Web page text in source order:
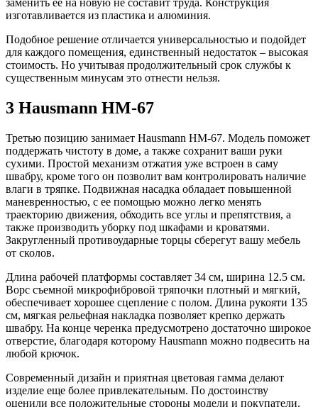
изготавливается из пластика и алюминия.
Подобное решение отличается универсальностью и подойдет
для каждого помещения, единственный недостаток – высокая
стоимость. Но учитывая продолжительный срок службы к
существенным минусам это отнести нельзя.
3 Hausmann HM-67
Третью позицию занимает Hausmann HM-67. Модель поможет
поддержать чистоту в доме, а также сохранит ваши руки
сухими. Простой механизм отжатия уже встроен в саму
швабру, кроме того он позволит вам контролировать наличие
влаги в тряпке. Подвижная насадка обладает повышенной
маневренностью, с ее помощью можно легко менять
траекторию движения, обходить все углы и препятствия, а
также производить уборку под шкафами и кроватями.
Закругленный противоударные торцы сберегут вашу мебель
от сколов.
Длина рабочей платформы составляет 34 см, ширина 12.5 см.
Ворс съемной микрофибровой тряпочки плотный и мягкий,
обеспечивает хорошее сцепление с полом. Длина рукояти 135
см, мягкая рельефная накладка позволяет крепко держать
швабру. На конце черенка предусмотрено достаточно широкое
отверстие, благодаря которому Hausmann можно подвесить на
любой крючок.
Современный дизайн и приятная цветовая гамма делают
изделие еще более привлекательным. По достоинству
оценили все положительные стороны модели и покупатели.